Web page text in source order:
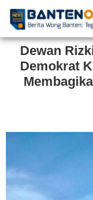
Dewan
Demokrat